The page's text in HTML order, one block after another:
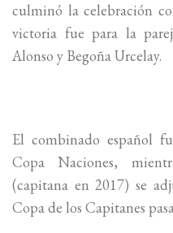
culminó la celebración
victoria fue para la
Alonso y Begoña Urcelay.
El combinado español
Copa Naciones,
(capitana en 2017) se
Copa de los Capitanes